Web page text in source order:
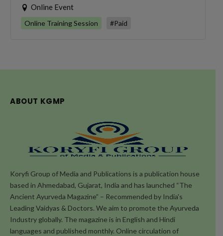
Online Event
Online Training Session #Paid
ABOUT KGMP
Koryfi Group of Media and Publications is a publication house
based in Ahmedabad, Gujarat, India and has launched “The
Ancient Ayurveda Magazine” – Recommended by India's
Leading Vaidyas & Doctors. We aim to promote the Ayurveda
Industry globally. The magazine is in English and Hindi
languages and published monthly. Online circulation of